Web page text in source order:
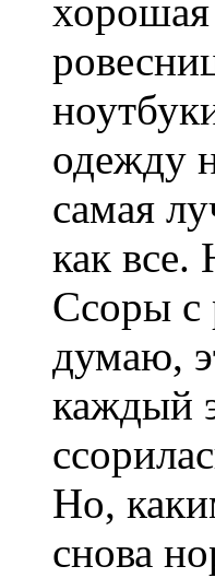
одежду
самая
как все.
Ссоры с
думаю,
каждый
Но,
снова